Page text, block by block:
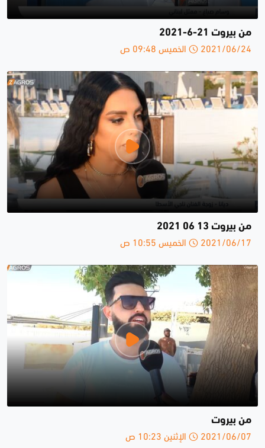
من بيروت 21-6-2021
2021/06/24 الخميس 09:48 ص
من بيروت 13 06 2021
2021/06/17 الخميس 10:55 ص
من بيروت
2021/06/07 الإثنين 10:23 ص